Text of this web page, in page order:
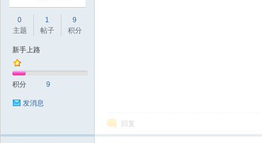
0
主题
1
帖子
9
积分
新手上路
积分 9
发消息
回复